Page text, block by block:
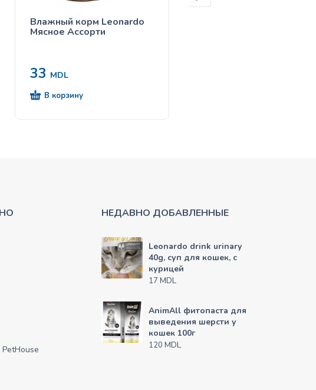
Влажный корм Leonardo
Мясное Ассорти
33 MDL
В корзину
НЕДАВНО ДОБАВЛЕННЫЕ
Leonardo drink urinary
40g, суп для кошек, с
курицей
17 MDL
AnimAll фитопаста для
выведения шерсти у
кошек 100г
120 MDL